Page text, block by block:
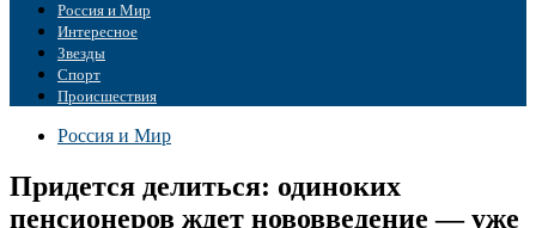
Россия и Мир
Интересное
Звезды
Спорт
Происшествия
Россия и Мир
Придется делиться: одиноких
пенсионеров ждет нововведение — уже